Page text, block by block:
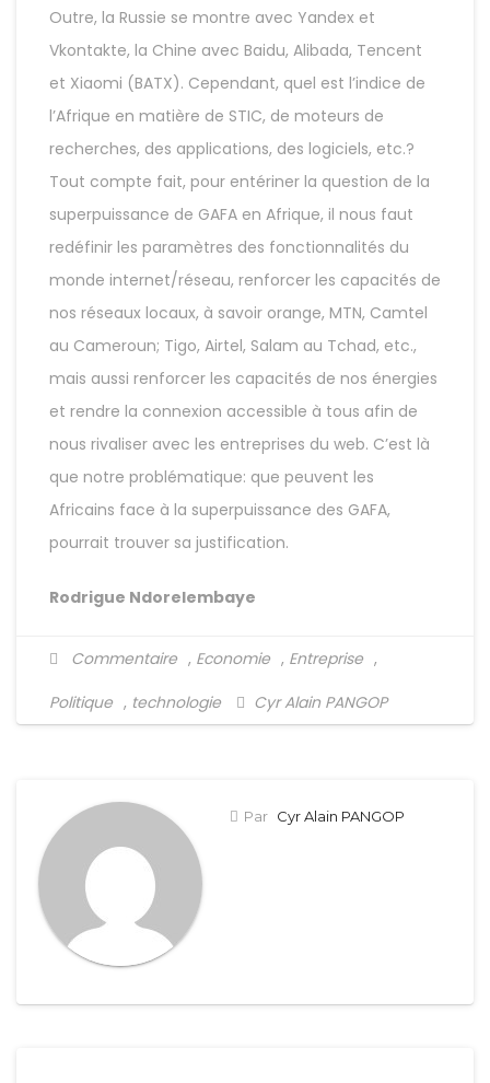
Outre, la Russie se montre avec Yandex et
Vkontakte, la Chine avec Baidu, Alibada, Tencent
et Xiaomi (BATX). Cependant, quel est l’indice de
l’Afrique en matière de STIC, de moteurs de
recherches, des applications, des logiciels, etc.?
Tout compte fait, pour entériner la question de la
superpuissance de GAFA en Afrique, il nous faut
redéfinir les paramètres des fonctionnalités du
monde internet/réseau, renforcer les capacités de
nos réseaux locaux, à savoir orange, MTN, Camtel
au Cameroun; Tigo, Airtel, Salam au Tchad, etc.,
mais aussi renforcer les capacités de nos énergies
et rendre la connexion accessible à tous afin de
nous rivaliser avec les entreprises du web. C’est là
que notre problématique: que peuvent les
Africains face à la superpuissance des GAFA,
pourrait trouver sa justification.
Rodrigue Ndorelembaye
Commentaire , Economie , Entreprise ,
Politique , technologie Cyr Alain PANGOP
Par Cyr Alain PANGOP